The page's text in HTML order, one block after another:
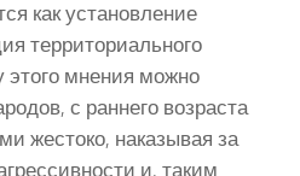
как установление
территориального
этого мнения можно
с раннего возраста
жестоко, наказывая за
и, таким